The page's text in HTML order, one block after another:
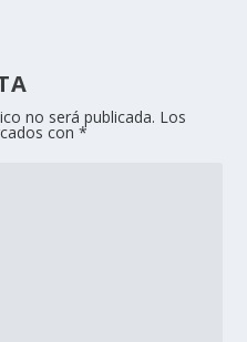
no será publicada. Los
con*